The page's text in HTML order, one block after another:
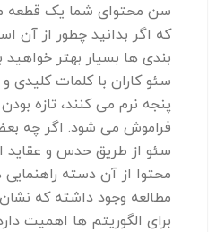
سن محتوای شما یک قطعه
که اگر بدانید چطور از آن
بندی ها بسیار بهتر خواهید
سئو کاران با کلمات
پنجه نرم می کنند، تازه
فراموش می شود. اگر چه
سئو از طریق حدس و عقاید
محتوا از آن دسته
مطالعه وجود داشته که
برای الگوریتم ها اهمیت